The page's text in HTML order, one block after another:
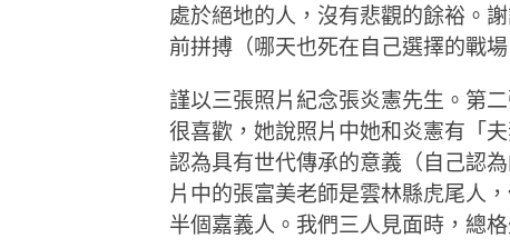
處於絕地的人，沒有悲觀的餘裕。
前拼搏（哪天也死在自己選擇的戰
謹以三張照片紀念張炎憲先生。第
很喜歡，她說照片中她和炎憲有「
認為具有世代傳承的意義（自己認
片中的張富美老師是雲林縣虎尾人
半個嘉義人。我們三人見面時，總